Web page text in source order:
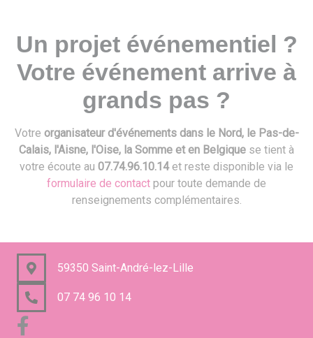
Un projet événementiel ?
Votre événement arrive à
grands pas ?
Votre organisateur d'événements dans le Nord, le Pas-de-
Calais, l'Aisne, l'Oise, la Somme et en Belgique se tient à
votre écoute au 07.74.96.10.14et reste disponible via le
formulaire de contact pour toute demande de
renseignements complémentaires.
59350 Saint-André-lez-Lille
07 74 96 10 14